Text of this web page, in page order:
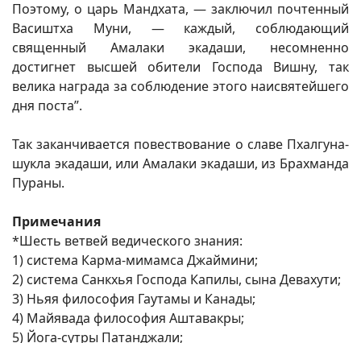
Поэтому, о царь Мандхата, — заключил почтенный
Васиштха Муни, — каждый, соблюдающий
священный Амалаки экадаши, несомненно
достигнет высшей обители Господа Вишну, так
велика награда за соблюдение этого наисвятейшего
дня поста”.
Так заканчивается повествование о славе Пхалгуна-
шукла экадаши, или Амалаки экадаши, из Брахманда
Пураны.
Примечания
*Шесть ветвей ведического знания:
1) система Карма-мимамса Джаймини;
2) система Санкхья Господа Капилы, сына Девахути;
3) Ньяя философия Гаутамы и Канады;
4) Майявада философия Аштавакры;
5) Йога-сутры Патанджали;